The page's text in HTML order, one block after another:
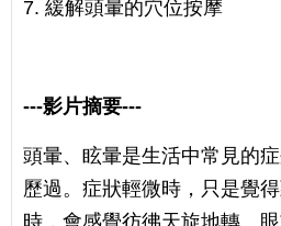
7. 緩解頭暈的穴位按摩
---影片摘要---
頭暈、眩暈是生活中常見的
歷過。症狀輕微時，只是覺
時，會感覺彷彿天旋地轉、